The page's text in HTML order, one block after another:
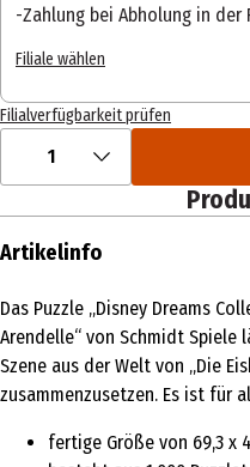
Zahlung bei Abholung in der
Filiale wählen
Filialverfügbarkeit prüfen
1
Artikelinfo
Das Puzzle „Disney Dreams
Arendelle“ von Schmidt
Szene aus der Welt von „Die
zusammenzusetzen. Es ist für
fertige Größe von 69,3 x